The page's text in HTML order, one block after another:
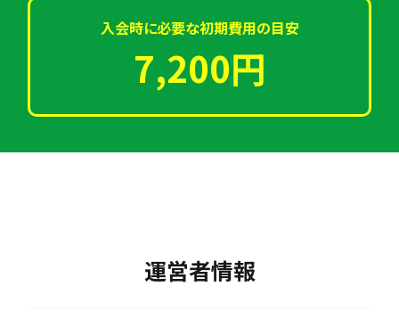
入会時に必要な初期費用の目安
7,200円
運営者情報